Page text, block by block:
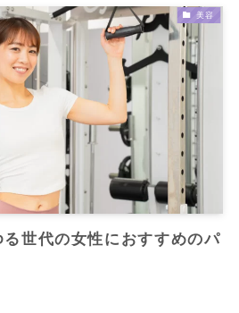
美容
世代の女性におすすめのパ